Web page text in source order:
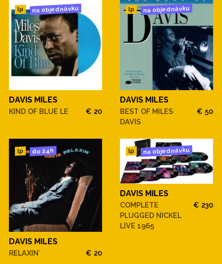
lp na objednávku
DAVIS MILES
KIND OF BLUE LE € 20
lp na objednávku
DAVIS MILES
BEST OF MILES
DAVIS
€ 50
lp do 24h
DAVIS MILES
RELAXIN´ € 20
lp na objednávku
DAVIS MILES
COMPLETE
PLUGGED NICKEL
LIVE 1965
€ 230